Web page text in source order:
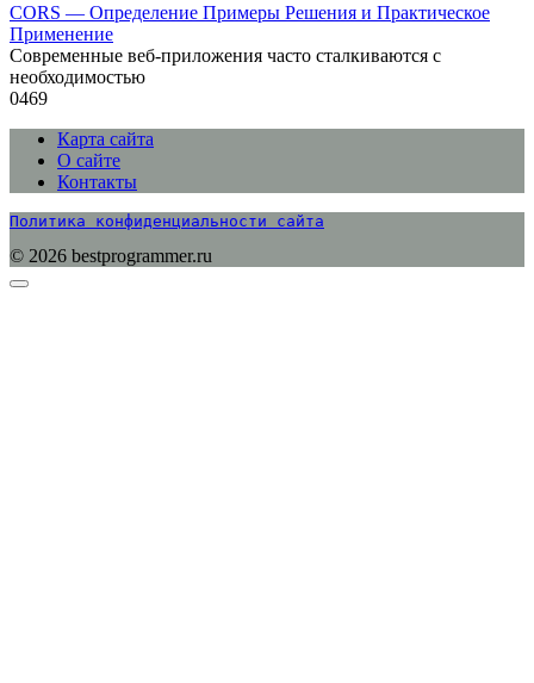
CORS — Определение Примеры Решения и Практическое
Применение
Современные веб-приложения часто сталкиваются с
необходимостью
0469
Карта сайта
О сайте
Контакты
Политика конфиденциальности сайта
© 2026 bestprogrammer.ru